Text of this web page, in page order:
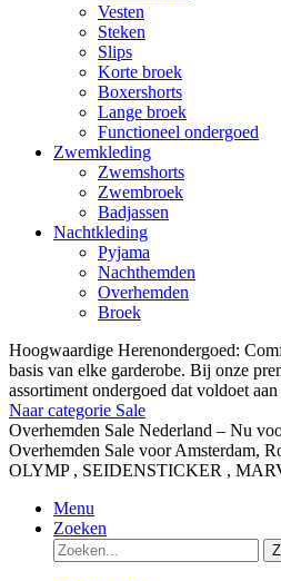
Vesten
Steken
Slips
Korte broek
Boxershorts
Lange broek
Functioneel ondergoed
Zwemkleding
Zwemshorts
Zwembroek
Badjassen
Nachtkleding
Pyjama
Nachthemden
Overhemden
Broek
Hoogwaardige Herenondergoed:
basis van elke garderobe. Bij onze
assortiment ondergoed dat voldoet
Naar categorie Sale
Overhemden Sale Nederland – Nu
Overhemden Sale voor Amsterdam,
OLYMP , SEIDENSTICKER ,
Menu
Zoeken